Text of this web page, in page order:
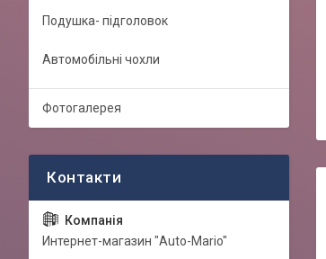
Подушка- підголовок
Автомобільні чохли
Фотогалерея
Интернет-магазин "Auto-Mario"